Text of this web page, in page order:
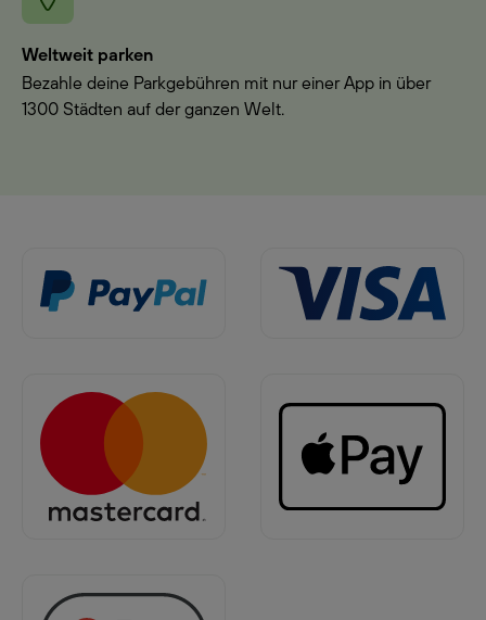
Weltweit parken
Bezahle deine Parkgebühren mit nur einer App in über
1300 Städten auf der ganzen Welt.